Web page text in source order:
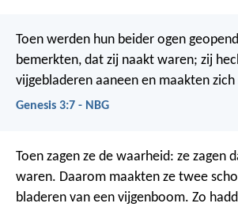
Toen werden hun beider ogen
bemerkten, dat zij naakt waren; zij
vijgebladeren aaneen en maakten
Genesis 3:7 - NBG
Toen zagen ze de waarheid: ze zagen
waren. Daarom maakten ze twee
bladeren van een vijgenboom. Zo